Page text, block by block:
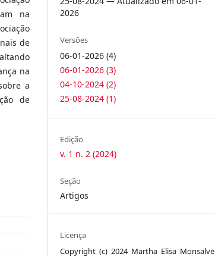
na
de
na
a
de
2026
Versões
06-01-2026 (4)
06-01-2026 (3)
04-10-2024 (2)
25-08-2024 (1)
Edição
v. 1 n. 2 (2024)
Seção
Artigos
Licença
Copyright (c) 2024 Martha Elisa Monsalve